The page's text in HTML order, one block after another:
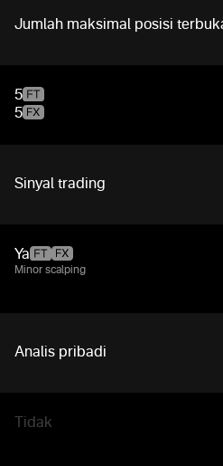
Jumlah maksimal posisi
5
5
Sinyal trading
Ya
Minor scalping
Analis pribadi
Tidak